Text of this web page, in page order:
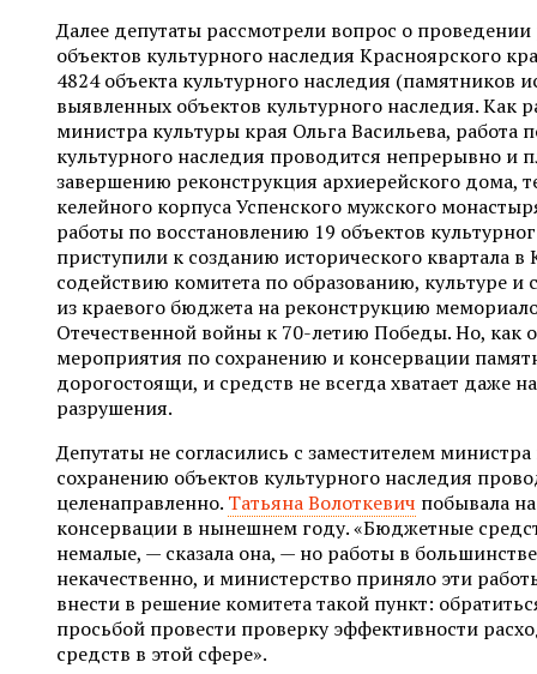
Далее депутаты рассмотрели вопрос о
объектов культурного наследия Красноярского
4824 объекта культурного наследия (памятников
выявленных объектов культурного наследия. Как
министра культуры края Ольга Васильева, работа
культурного наследия проводится непрерывно и
завершению реконструкция архиерейского дома,
келейного корпуса Успенского мужского
работы по восстановлению 19 объектов
приступили к созданию исторического квартала в
содействию комитета по образованию, культуре и
из краевого бюджета на реконструкцию
Отечественной войны к 70-летию Победы. Но, как
мероприятия по сохранению и консервации
дорогостоящи, и средств не всегда хватает даже
разрушения.
Депутаты не согласились с заместителем
сохранению объектов культурного наследия
целенаправленно. Татьяна Волоткевич побывала
консервации в нынешнем году. «Бюджетные
немалые, — сказала она, — но работы в
некачественно, и министерство приняло эти
внести в решение комитета такой пункт:
просьбой провести проверку эффективности
средств в этой сфере».